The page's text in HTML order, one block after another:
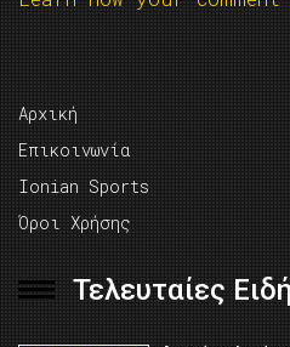
Αρχική
Επικοινωνία
Ionian Sports
Όροι Χρήσης
Τελευταίες